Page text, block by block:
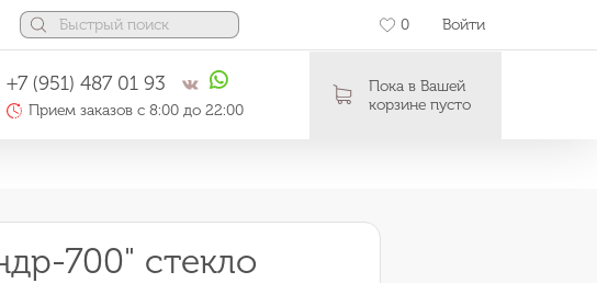
0 Войти
+7 (951) 487 01 93
Прием заказов с 8:00 до 22:00
Пока в Вашей
корзине пусто
700" стекло